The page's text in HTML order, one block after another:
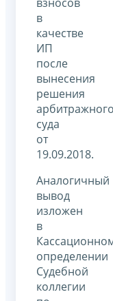
в
качестве
ИП
после
вынесения
решения
арбитражного
суда
от
19.09.2018.
Аналогичный
вывод
изложен
в
определении
Судебной
коллегии